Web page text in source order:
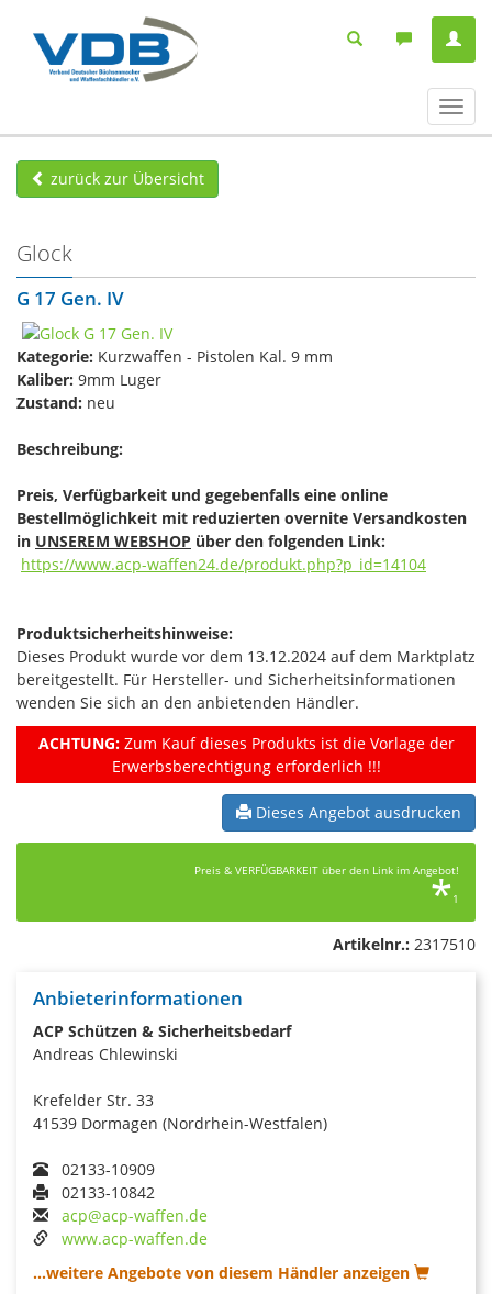
ein-/
zurück zur Übersicht
Glock
G 17 Gen. IV
Kategorie: Kurzwaffen - Pistolen Kal. 9 mm
Kaliber: 9mm Luger
Zustand: neu
Beschreibung:
Preis, Verfügbarkeit und gegebenfalls eine online
Bestellmöglichkeit mit reduzierten overnite Versandkosten
in UNSEREM WEBSHOP über den folgenden Link:
https://www.acp-waffen24.de/produkt.php?p_id=14104
Produktsicherheitshinweise:
Dieses Produkt wurde vor dem 13.12.2024 auf dem Marktplatz
bereitgestellt. Für Hersteller- und Sicherheitsinformationen
wenden Sie sich an den anbietenden Händler.
ACHTUNG:Zum Kauf dieses Produkts ist die Vorlage der
Erwerbsberechtigung erforderlich !!!
Dieses Angebot ausdrucken
Preis & VERFÜGBARKEIT über den Link im Angebot!
*1
Artikelnr.: 2317510
Anbieterinformationen
ACP Schützen & Sicherheitsbedarf
Andreas Chlewinski
Krefelder Str. 33
41539 Dormagen (Nordrhein-Westfalen)
02133-10909
02133-10842
acp@acp-waffen.de
www.acp-waffen.de
...weitere Angebote von diesem Händler anzeigen